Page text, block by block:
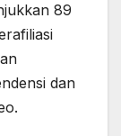
89
dan